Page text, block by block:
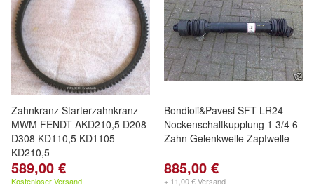
Zahnkranz Starterzahnkranz
MWM FENDT AKD210,5 D208
D308 KD110,5 KD1105
KD210,5
589,00 €
Kostenloser Versand
Bondioli&Pavesi SFT LR24
Nockenschaltkupplung 1 3/4 6
Zahn Gelenkwelle Zapfwelle
885,00 €
+ 11,00 € Versand